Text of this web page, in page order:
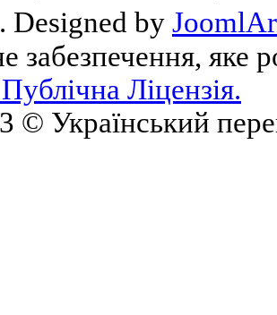
Designed by
забезпечення, яке
Ліцензія.
© Український